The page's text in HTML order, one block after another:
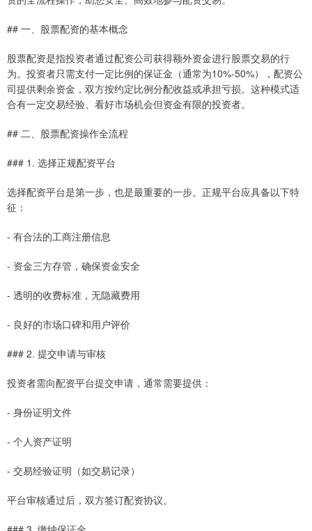
## 一、股票配资的基本概念
股票配资是指投资者通过配资公司获得额外资金进行股票交易的行
为。投资者只需支付一定比例的保证金（通常为10%-50%），配资公
司提供剩余资金，双方按约定比例分配收益或承担亏损。这种模式适
合有一定交易经验、看好市场机会但资金有限的投资者。
## 二、股票配资操作全流程
### 1. 选择正规配资平台
选择配资平台是第一步，也是最重要的一步。正规平台应具备以下特
征：
- 有合法的工商注册信息
- 资金三方存管，确保资金安全
- 透明的收费标准，无隐藏费用
- 良好的市场口碑和用户评价
### 2. 提交申请与审核
投资者需向配资平台提交申请，通常需要提供：
- 身份证明文件
- 个人资产证明
- 交易经验证明（如交易记录）
平台审核通过后，双方签订配资协议。